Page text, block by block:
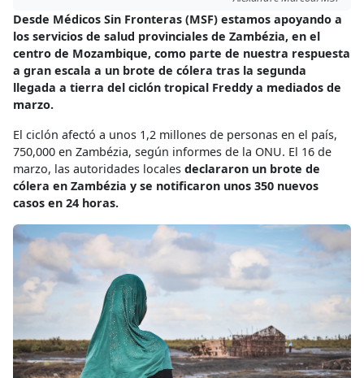
Desde Médicos Sin Fronteras (MSF) estamos apoyando a
los servicios de salud provinciales de Zambézia, en el
centro de Mozambique, como parte de nuestra respuesta
a gran escala a un brote de cólera tras la segunda
llegada a tierra del ciclón tropical Freddy a mediados de
marzo.
El ciclón afectó a unos 1,2 millones de personas en el país,
750,000 en Zambézia, según informes de la ONU. El 16 de
marzo, las autoridades locales declararon un brote de
cólera en Zambézia y se notificaron unos 350 nuevos
casos en 24 horas.